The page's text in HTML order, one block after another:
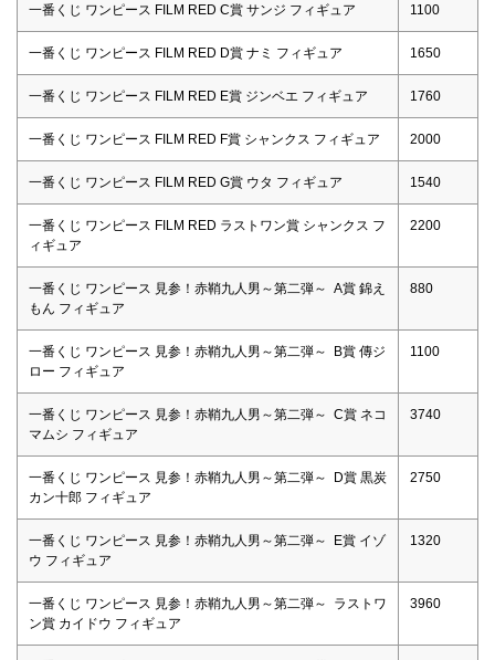
一番くじ ワンピース FILM RED C賞 サンジ フィギュア 1100
一番くじ ワンピース FILM RED D賞 ナミ フィギュア 1650
一番くじ ワンピース FILM RED E賞 ジンベエ フィギュア 1760
一番くじ ワンピース FILM RED F賞 シャンクス フィギュア 2000
一番くじ ワンピース FILM RED G賞 ウタ フィギュア 1540
一番くじ ワンピース FILM RED ラストワン賞 シャンクス フ
ィギュア
2200
一番くじ ワンピース 見参！赤鞘九人男～第二弾～ A賞 錦え
もん フィギュア
880
一番くじ ワンピース 見参！赤鞘九人男～第二弾～ B賞 傳ジ
ロー フィギュア
1100
一番くじ ワンピース 見参！赤鞘九人男～第二弾～ C賞 ネコ
マムシ フィギュア
3740
一番くじ ワンピース 見参！赤鞘九人男～第二弾～ D賞 黒炭
カン十郎 フィギュア
2750
一番くじ ワンピース 見参！赤鞘九人男～第二弾～ E賞 イゾ
ウ フィギュア
1320
一番くじ ワンピース 見参！赤鞘九人男～第二弾～ ラストワ
ン賞 カイドウ フィギュア
3960